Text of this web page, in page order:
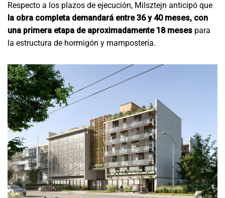
Respecto a los plazos de ejecución, Milsztejn anticipó que
la obra completa demandará entre 36 y 40 meses, con
una primera etapa de aproximadamente 18 meses para
la estructura de hormigón y mampostería.